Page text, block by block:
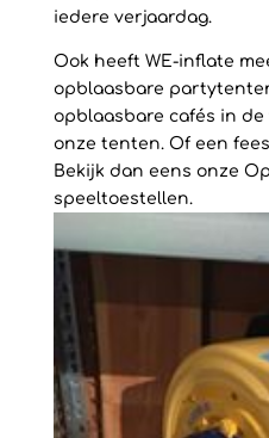
iedere verjaardag.
Ook heeft WE-inflate
opblaasbare
opblaasbare cafés in de
onze tenten. Of een
Bekijk dan eens onze
speeltoestellen.